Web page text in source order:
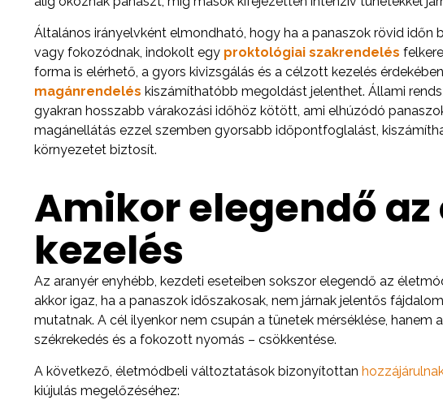
Általános irányelvként elmondható, hogy ha a panaszok rövid időn
vagy fokozódnak, indokolt egy proktológiai szakrendelés
forma is elérhető, a gyors kivizsgálás és a célzott kezelés
magánrendelés kiszámíthatóbb megoldást jelenthet. Állami
gyakran hosszabb várakozási időhöz kötött, ami elhúzódó
magánellátás ezzel szemben gyorsabb időpontfoglalást,
környezetet biztosít.
Amikor elegendő
kezelés
Az aranyér enyhébb, kezdeti eseteiben sokszor elegendő az
akkor igaz, ha a panaszok időszakosak, nem járnak jelentős
mutatnak. A cél ilyenkor nem csupán a tünetek mérséklése, hanem
székrekedés és a fokozott nyomás – csökkentése.
A következő, életmódbeli változtatások bizonyítottan
kiújulás megelőzéséhez: